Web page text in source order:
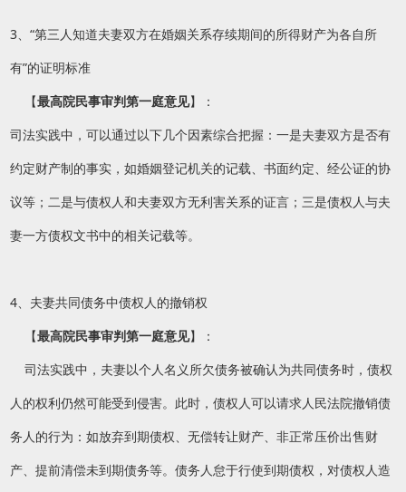
3、“第三人知道夫妻双方在婚姻关系存续期间的所得财产为各自所
有”的证明标准
【最高院民事审判第一庭意见】：
司法实践中，可以通过以下几个因素综合把握：一是夫妻双方是否有
约定财产制的事实，如婚姻登记机关的记载、书面约定、经公证的协
议等；二是与债权人和夫妻双方无利害关系的证言；三是债权人与夫
妻一方债权文书中的相关记载等。
4、夫妻共同债务中债权人的撤销权
【最高院民事审判第一庭意见】：
司法实践中，夫妻以个人名义所欠债务被确认为共同债务时，债权
人的权利仍然可能受到侵害。此时，债权人可以请求人民法院撤销债
务人的行为：如放弃到期债权、无偿转让财产、非正常压价出售财
产、提前清偿未到期债务等。债务人怠于行使到期债权，对债权人造